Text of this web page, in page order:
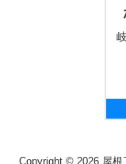
Copyright © 2026 屋根